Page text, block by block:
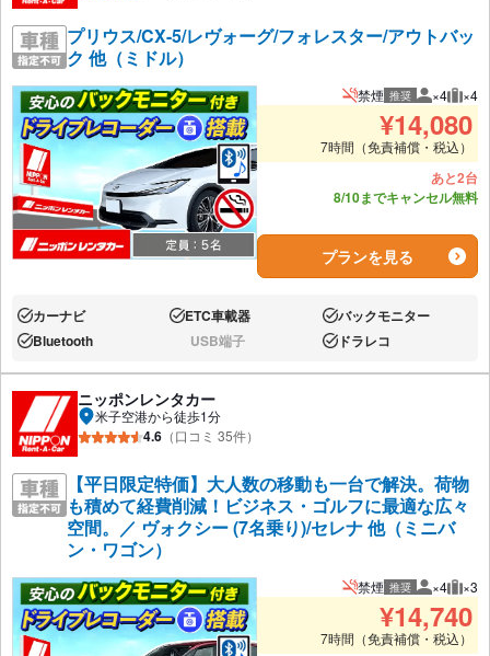
プリウス/CX-5/レヴォーグ/フォレスター/アウトバッ
ク 他（ミドル）
禁煙 推奨 推奨人数
×4 推
×4
¥14,080
7時間（免責補償・税込）
あと2台
8/10までキャンセル無料
プランを見る
あり:カーナビ あり:ETC車載器 あり:バックモニター
あり:Bluetooth なし:USB端子 あり:ドラレコ
ニッポンレンタカー
米子空港から徒歩1分
4.6 （口コミ 35件）
【平日限定特価】大人数の移動も一台で解決。荷物
も積めて経費削減！ビジネス・ゴルフに最適な広々
空間。／ ヴォクシー (7名乗り)/セレナ 他（ミニバ
ン・ワゴン）
禁煙 推奨 推奨人数
×4 推
×3
¥14,740
7時間（免責補償・税込）